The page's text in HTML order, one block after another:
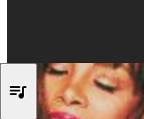
queue_music